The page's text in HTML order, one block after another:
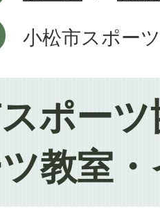
小松市スポー
ポー
教室